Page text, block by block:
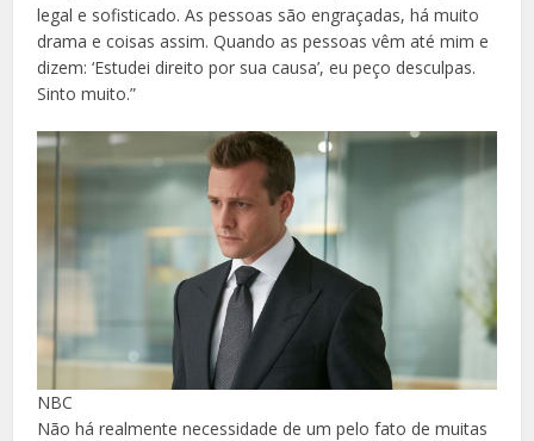
legal e sofisticado. As pessoas são engraçadas, há muito
drama e coisas assim. Quando as pessoas vêm até mim e
dizem: ‘Estudei direito por sua causa’, eu peço desculpas.
Sinto muito.”
NBC
Não há realmente necessidade de um pelo fato de muitas